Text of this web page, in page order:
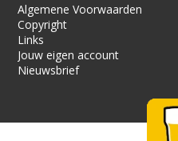
Algemene Voorwaarden
Copyright
Links
Jouw eigen account
Nieuwsbrief